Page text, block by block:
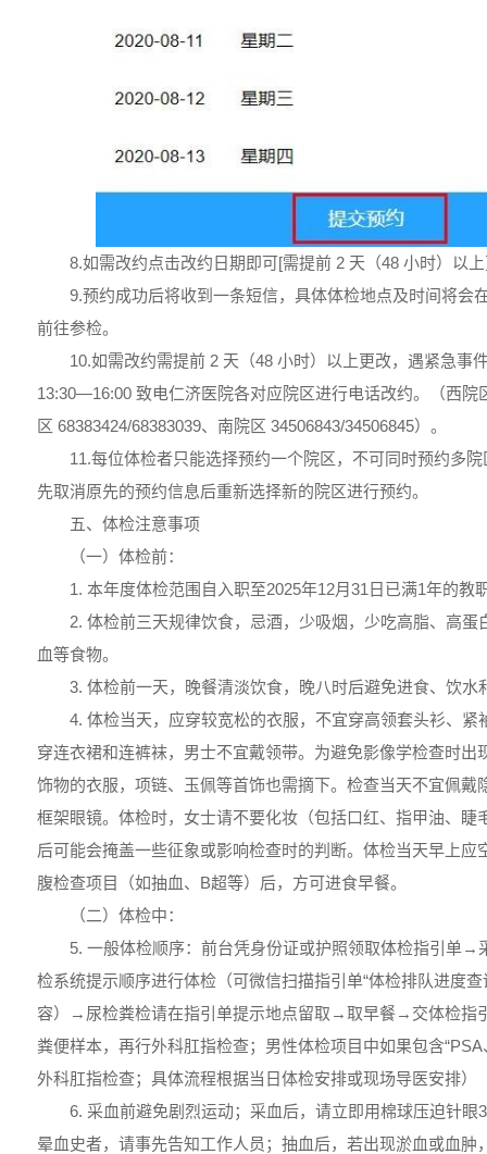
8.如需改约点击改约日期即可[需提前 2 天（48 小时）以
9.预约成功后将收到一条短信，具体体检地点及时间将会
前往参检。
10.如需改约需提前 2 天（48 小时）以上更改，遇紧急事
13:30—16:00 致电仁济医院各对应院区进行电话改约。（西院
区 68383424/68383039、南院区 34506843/34506845）。
11.每位体检者只能选择预约一个院区，不可同时预约多
先取消原先的预约信息后重新选择新的院区进行预约。
五、体检注意事项
（一）体检前：
1. 本年度体检范围自入职至2025年12月31日已满1年的教
2. 体检前三天规律饮食，忌酒，少吸烟，少吃高脂、高蛋
血等食物。
3. 体检前一天，晚餐清淡饮食，晚八时后避免进食、饮水
4. 体检当天，应穿较宽松的衣服，不宜穿高领套头衫、紧
穿连衣裙和连裤袜，男士不宜戴领带。为避免影像学检查时出
饰物的衣服，项链、玉佩等首饰也需摘下。检查当天不宜佩戴
框架眼镜。体检时，女士请不要化妆（包括口红、指甲油、睫
后可能会掩盖一些征象或影响检查时的判断。体检当天早上应
腹检查项目（如抽血、B超等）后，方可进食早餐。
（二）体检中：
5. 一般体检顺序：前台凭身份证或护照领取体检指引单
检系统提示顺序进行体检（可微信扫描指引单“体检排队进度
容）→尿检粪检请在指引单提示地点留取→取早餐→交体检指
粪便样本，再行外科肛指检查；男性体检项目中如果包含
外科肛指检查；具体流程根据当日体检安排或现场导医安排）
6. 采血前避免剧烈运动；采血后，请立即用棉球压迫针眼
晕血史者，请事先告知工作人员；抽血后，若出现淤血或血肿